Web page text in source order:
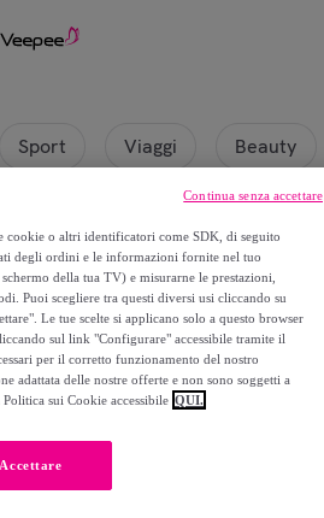
Sport Viaggi Beauty
alcun prodotto.
cookie o altri identificatori come SDK, di seguito
degli ordini e le informazioni fornite nel tuo
della tua TV) e misurarne le prestazioni,
Puoi scegliere tra questi diversi usi cliccando su
Le tue scelte si applicano solo a questo browser
sul link "Configurare" accessibile tramite il
per il corretto funzionamento del nostro
adattata delle nostre offerte e non sono soggetti a
sui Cookie accessibile QUI.
Accettare
Continua senza accettare